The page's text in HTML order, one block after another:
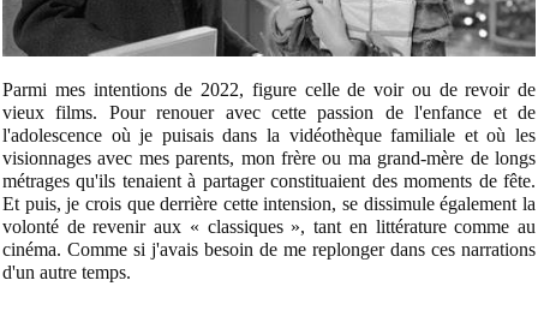
Parmi mes intentions de 2022, figure celle de voir ou de revoir de
vieux films. Pour renouer avec cette passion de l'enfance et de
l'adolescence où je puisais dans la vidéothèque familiale et où les
visionnages avec mes parents, mon frère ou ma grand-mère de longs
métrages qu'ils tenaient à partager constituaient des moments de fête.
Et puis, je crois que derrière cette intension, se dissimule également la
volonté de revenir aux « classiques », tant en littérature comme au
cinéma. Comme si j'avais besoin de me replonger dans ces narrations
d'un autre temps.